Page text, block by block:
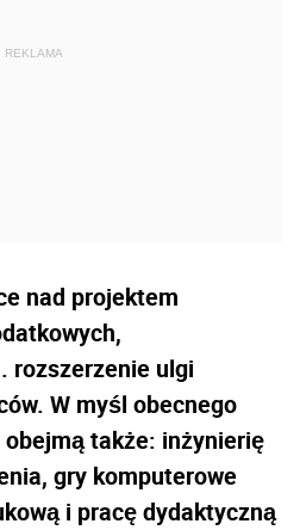
nad projektem
rozszerzenie ulgi
W myśl obecnego
także: inżynierię
gry komputerowe
i pracę dydaktyczną